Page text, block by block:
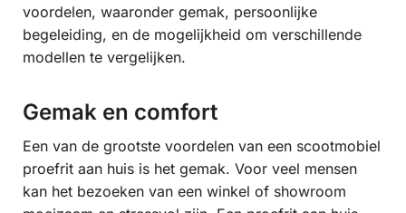
voordelen, waaronder gemak, persoonlijke
begeleiding, en de mogelijkheid om verschillende
modellen te vergelijken.
Gemak en comfort
Een van de grootste voordelen van een scootmobiel
proefrit aan huis is het gemak. Voor veel mensen
kan het bezoeken van een winkel of showroom